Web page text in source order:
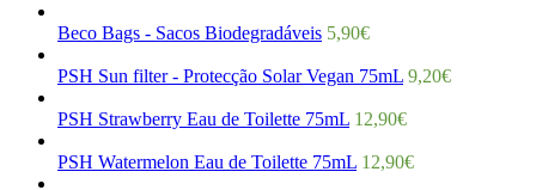
Beco Bags - Sacos Biodegradáveis 5,90€
PSH Sun filter - Protecção Solar Vegan 75mL 9,20€
PSH Strawberry Eau de Toilette 75mL 12,90€
PSH Watermelon Eau de Toilette 75mL 12,90€